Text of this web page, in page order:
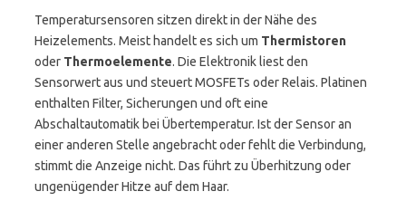
Temperatursensoren sitzen direkt in der Nähe des
Heizelements. Meist handelt es sich um Thermistoren
oder Thermoelemente. Die Elektronik liest den
Sensorwert aus und steuert MOSFETs oder Relais. Platinen
enthalten Filter, Sicherungen und oft eine
Abschaltautomatik bei Übertemperatur. Ist der Sensor an
einer anderen Stelle angebracht oder fehlt die Verbindung,
stimmt die Anzeige nicht. Das führt zu Überhitzung oder
ungenügender Hitze auf dem Haar.